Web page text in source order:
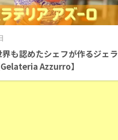
も認めたシェフが作るジェラ
Azzurro】